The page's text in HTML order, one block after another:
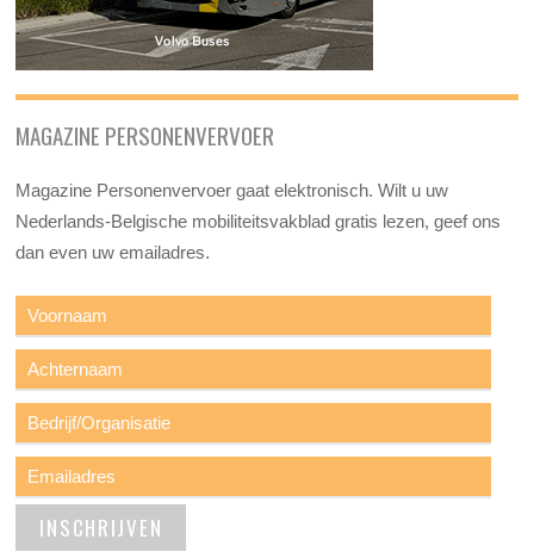
MAGAZINE PERSONENVERVOER
Magazine Personenvervoer gaat elektronisch. Wilt u uw
Nederlands-Belgische mobiliteitsvakblad gratis lezen, geef ons
dan even uw emailadres.